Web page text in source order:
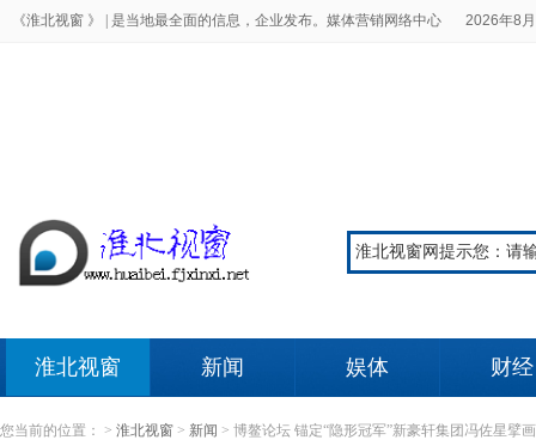
《淮北视窗 》 | 是当地最全面的信息，企业发布。媒体营销网络中心 2026年8
淮北视窗 新闻 娱体 财经
您当前的位置： > 淮北视窗 > 新闻 > 博鳌论坛 锚定“隐形冠军”新豪轩集团冯佐星擘